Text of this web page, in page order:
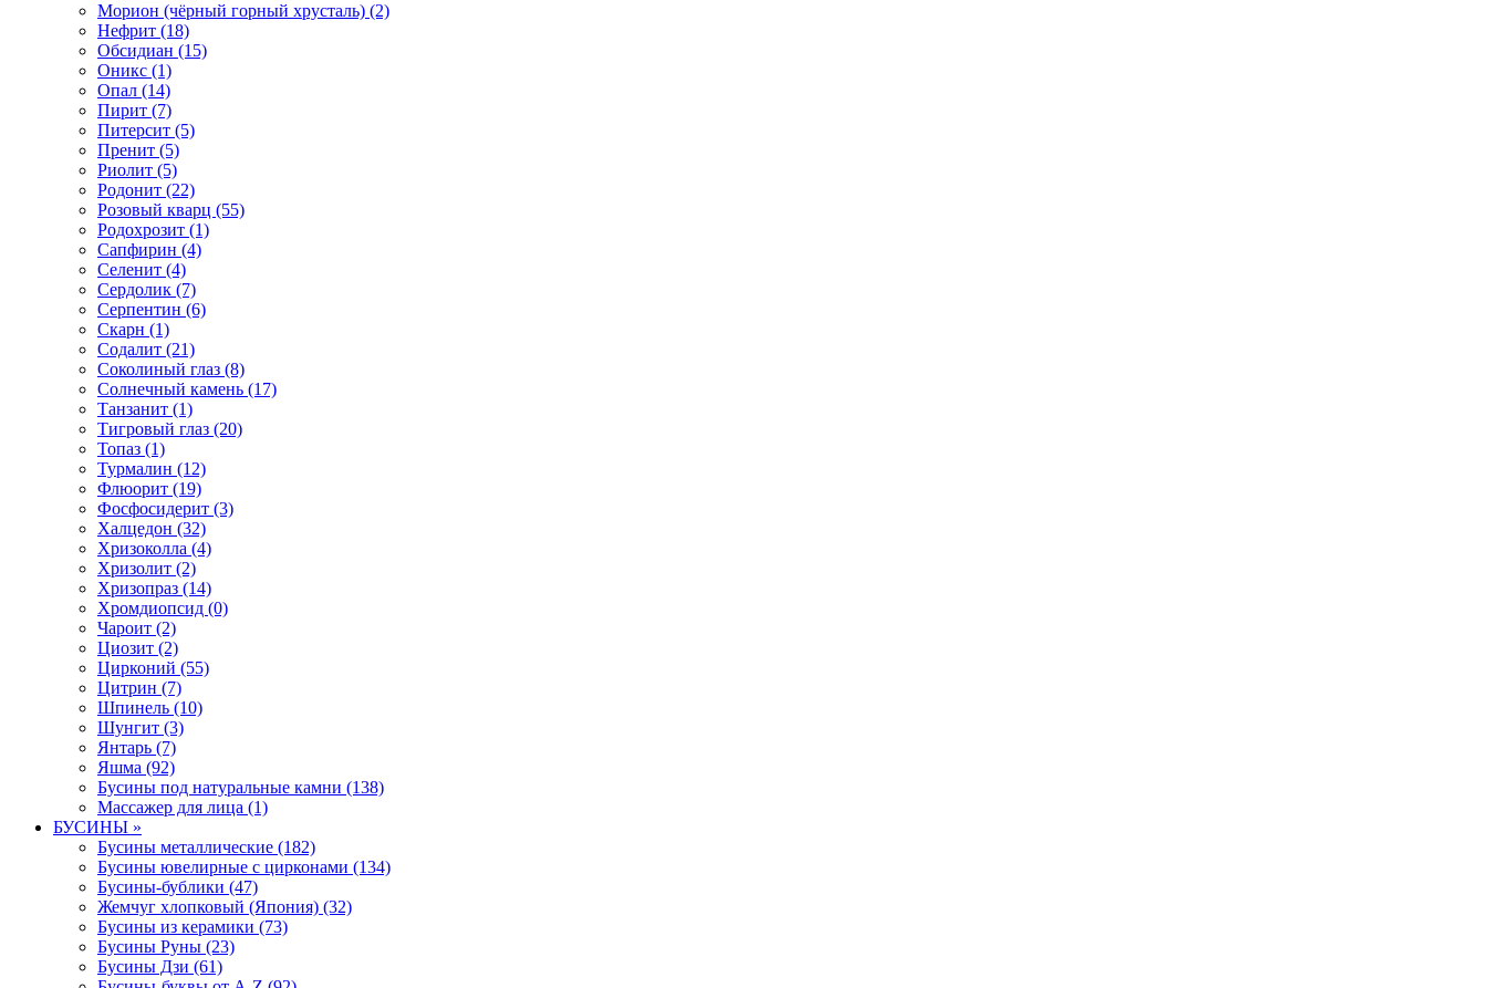
Морион (чёрный горный хрусталь) (2)
Нефрит (18)
Обсидиан (15)
Оникс (1)
Опал (14)
Пирит (7)
Питерсит (5)
Пренит (5)
Риолит (5)
Родонит (22)
Розовый кварц (55)
Родохрозит (1)
Сапфирин (4)
Селенит (4)
Сердолик (7)
Серпентин (6)
Скарн (1)
Содалит (21)
Соколиный глаз (8)
Солнечный камень (17)
Танзанит (1)
Тигровый глаз (20)
Топаз (1)
Турмалин (12)
Флюорит (19)
Фосфосидерит (3)
Халцедон (32)
Хризоколла (4)
Хризолит (2)
Хризопраз (14)
Хромдиопсид (0)
Чароит (2)
Циозит (2)
Цирконий (55)
Цитрин (7)
Шпинель (10)
Шунгит (3)
Янтарь (7)
Яшма (92)
Бусины под натуральные камни (138)
Массажер для лица (1)
БУСИНЫ »
Бусины металлические (182)
Бусины ювелирные с цирконами (134)
Бусины-бублики (47)
Жемчуг хлопковый (Япония) (32)
Бусины из керамики (73)
Бусины Руны (23)
Бусины Дзи (61)